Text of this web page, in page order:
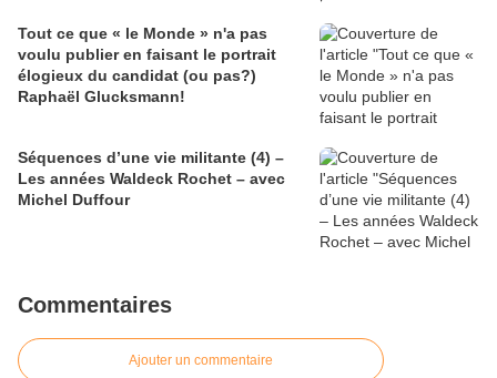
Tout ce que « le Monde » n'a pas
voulu publier en faisant le portrait
élogieux du candidat (ou pas?)
Raphaël Glucksmann!
Séquences d’une vie militante (4) –
Les années Waldeck Rochet – avec
Michel Duffour
Commentaires
Ajouter un commentaire